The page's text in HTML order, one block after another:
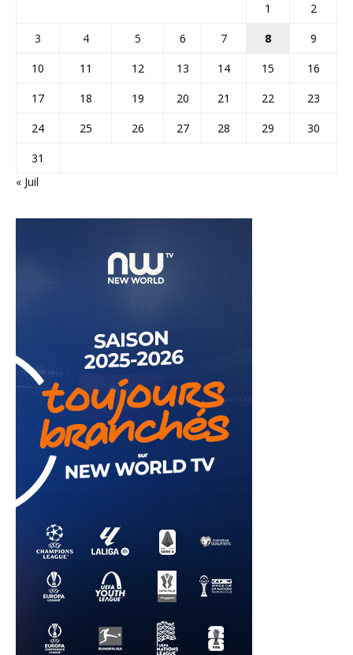
1
2
3
4 5 6 7 8
9
10
11 12 13 14 15
16
17
18 19 20 21 22
23
24
25 26 27 28 29
30
31
« Juil